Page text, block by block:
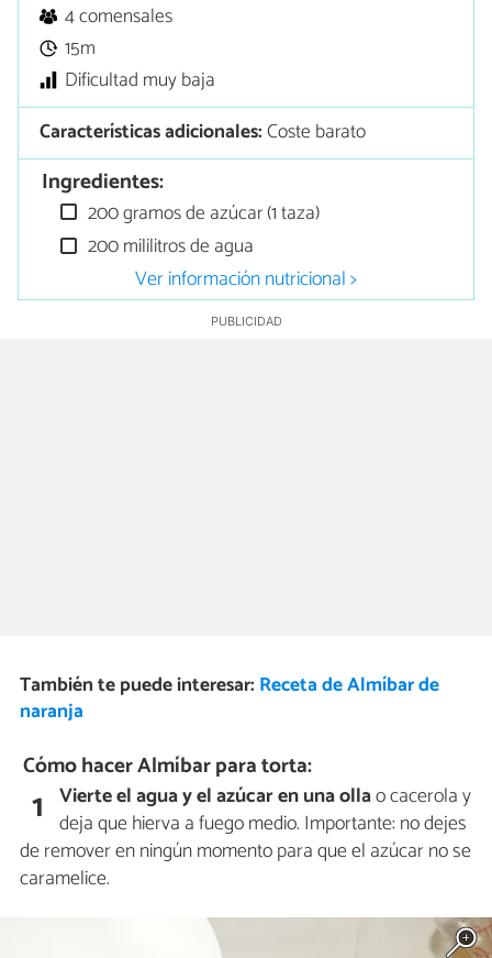
4 comensales
15m
Dificultad muy baja
Características adicionales:Coste barato
Ingredientes:
200 gramos de azúcar (1 taza)
200 mililitros de agua
Ver información nutricional >
También te puede interesar: Receta de Almíbar de
naranja
Cómo hacer Almíbar para torta:
1 Vierte el agua y el azúcar en una ollao cacerola y
deja que hierva a fuego medio. Importante: no dejes
de remover en ningún momento para que el azúcar no se
caramelice.